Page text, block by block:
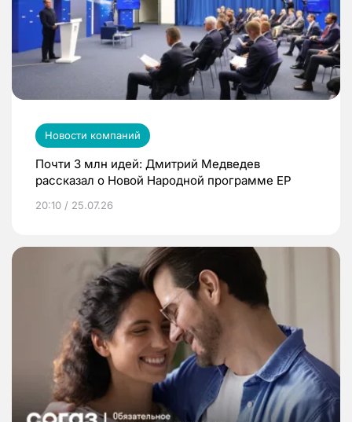
Новости компаний
Почти 3 млн идей: Дмитрий Медведев
рассказал о Новой Народной программе ЕР
20:10 / 25.07.26